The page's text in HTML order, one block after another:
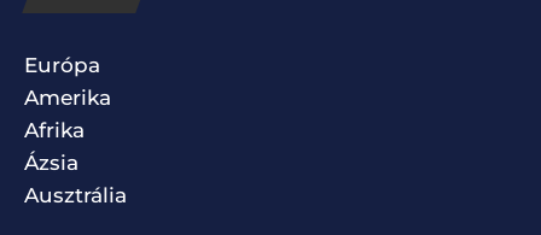
Európa
Amerika
Afrika
Ázsia
Ausztrália